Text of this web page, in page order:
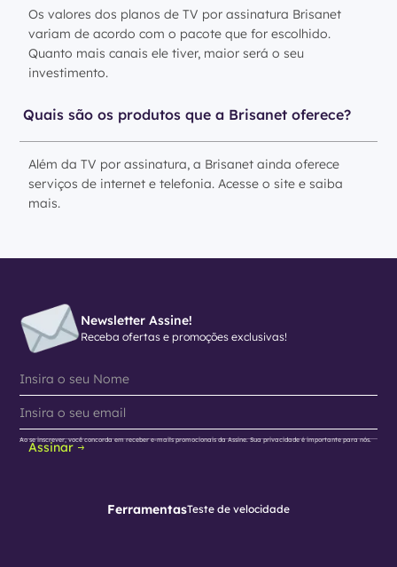
Os valores dos planos de TV por assinatura Brisanet
variam de acordo com o pacote que for escolhido.
Quanto mais canais ele tiver, maior será o seu
investimento.
Quais são os produtos que a Brisanet oferece?
Além da TV por assinatura, a Brisanet ainda oferece
serviços de internet e telefonia. Acesse o site e saiba
mais.
Newsletter Assine!
Receba ofertas e promoções exclusivas!
Assinar
Ao se inscrever, você concorda em receber e-mails promocionais da Assine. Sua privacidade é importante para nós.
FerramentasTeste de velocidade